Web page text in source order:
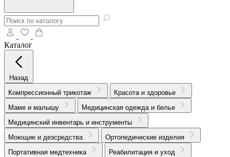
Каталог
Назад
Компрессионный трикотаж
Красота и здоровье
Маме и малышу
Медицинская одежда и белье
Медицинский инвентарь и инструменты
Моющие и дезсредства
Ортопедические изделия
Портативная медтехника
Реабилитация и уход